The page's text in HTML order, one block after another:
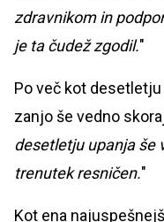
zdravnikom in
je ta čudež zgodil."
Po več kot
zanjo še vedno
desetletju upanja še
trenutek resničen."
Kot ena